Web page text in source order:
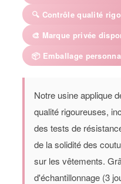
🔍 Contrôle qualité
🎨 Marque privée
📦 Emballage
Notre usine applique
qualité rigoureuses,
des tests de
de la solidité des
sur les vêtements.
d'échantillonnage (3